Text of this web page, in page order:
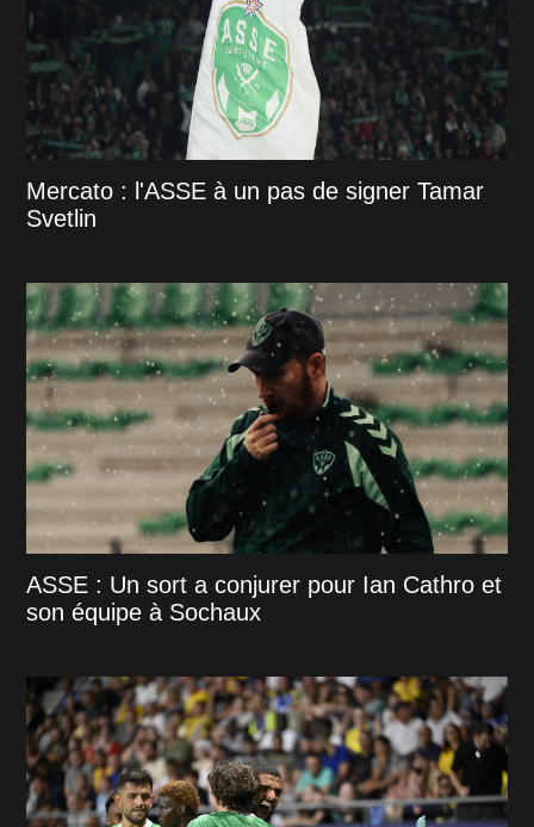
Mercato : l'ASSE à un pas de signer Tamar
Svetlin
ASSE : Un sort a conjurer pour Ian Cathro et
son équipe à Sochaux